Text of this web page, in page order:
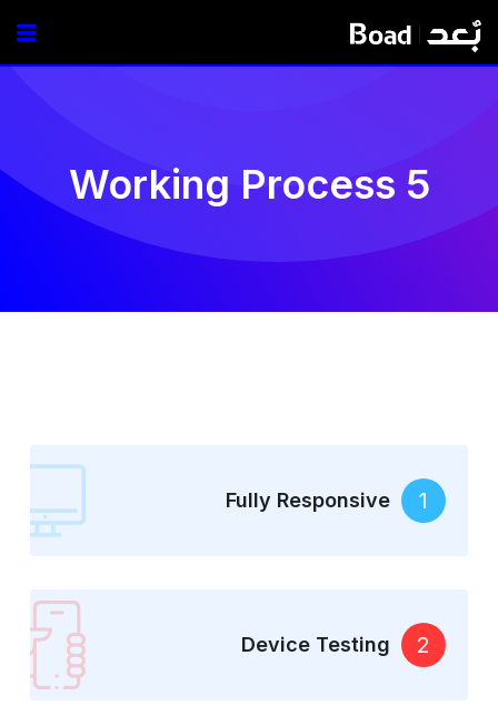
Working Process 5
1
Fully Responsive
2
Device Testing